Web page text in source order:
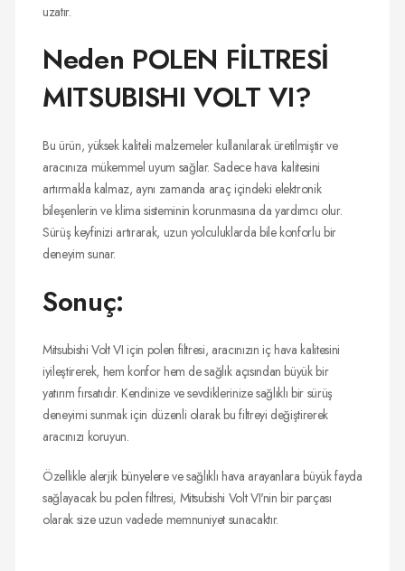
uzatır.
Neden POLEN FİLTRESİ
MITSUBISHI VOLT VI?
Bu ürün, yüksek kaliteli malzemeler kullanılarak üretilmiştir ve
aracınıza mükemmel uyum sağlar. Sadece hava kalitesini
artırmakla kalmaz, aynı zamanda araç içindeki elektronik
bileşenlerin ve klima sisteminin korunmasına da yardımcı olur.
Sürüş keyfinizi artırarak, uzun yolculuklarda bile konforlu bir
deneyim sunar.
Sonuç:
Mitsubishi Volt VI için polen filtresi, aracınızın iç hava kalitesini
iyileştirerek, hem konfor hem de sağlık açısından büyük bir
yatırım fırsatıdır. Kendinize ve sevdiklerinize sağlıklı bir sürüş
deneyimi sunmak için düzenli olarak bu filtreyi değiştirerek
aracınızı koruyun.
Özellikle alerjik bünyelere ve sağlıklı hava arayanlara büyük fayda
sağlayacak bu polen filtresi, Mitsubishi Volt VI'nin bir parçası
olarak size uzun vadede memnuniyet sunacaktır.